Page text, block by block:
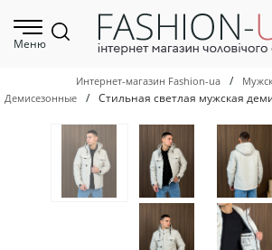
Меню
Интернет-магазин Fashion-ua /
Демисезонные / Стильная светлая мужская